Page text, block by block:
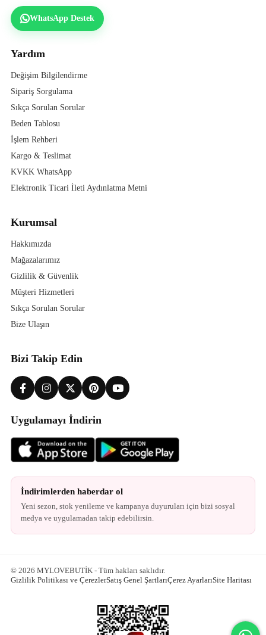
WhatsApp Destek
Yardım
Değişim Bilgilendirme
Sipariş Sorgulama
Sıkça Sorulan Sorular
Beden Tablosu
İşlem Rehberi
Kargo & Teslimat
KVKK WhatsApp
Elektronik Ticari İleti Aydınlatma Metni
Kurumsal
Hakkımızda
Mağazalarımız
Gizlilik & Güvenlik
Müşteri Hizmetleri
Sıkça Sorulan Sorular
Bize Ulaşın
Bizi Takip Edin
Uygulamayı İndirin
İndirimlerden haberdar ol
Yeni sezon, stok yenileme ve kampanya duyuruları için bizi sosyal
medya ve uygulamadan takip edebilirsin.
© 2026 MYLOVEBUTİK - Tüm hakları saklıdır.
Gizlilik Politikası ve ÇerezlerSatış Genel ŞartlarıÇerez AyarlarıSite Haritası